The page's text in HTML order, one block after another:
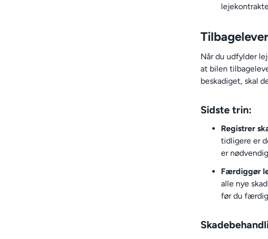
Når du udfylder
at bilen
beskadiget, skal
Sidste trin:
Registrer
tidligere er
er
Færdiggør
alle nye
før du